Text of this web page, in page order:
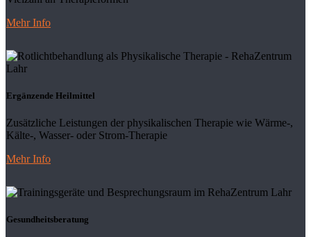
Mehr Info
Ergänzende Heilmittel
Zusätzliche Leistungen der physikalischen Therapie wie Wärme-,
Kälte-, Wasser- oder Strom-Therapie
Mehr Info
Gesundheits­beratung